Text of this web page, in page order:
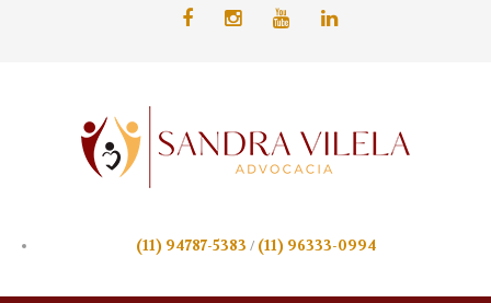
(11) 94787-5383 / (11) 96333-0994